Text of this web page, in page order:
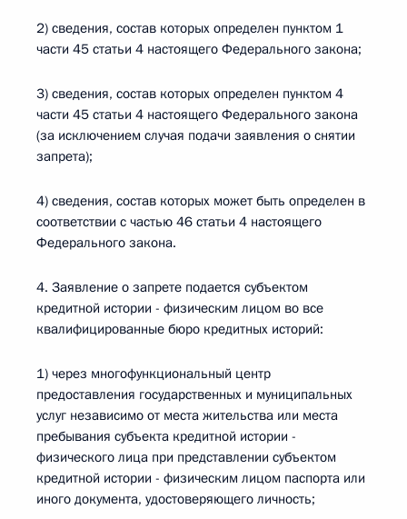
2) сведения, состав которых определен пунктом 1
части 45 статьи 4 настоящего Федерального закона;
3) сведения, состав которых определен пунктом 4
части 45 статьи 4 настоящего Федерального закона
(за исключением случая подачи заявления о снятии
запрета);
4) сведения, состав которых может быть определен в
соответствии с частью 46 статьи 4 настоящего
Федерального закона.
4. Заявление о запрете подается субъектом
кредитной истории - физическим лицом во все
квалифицированные бюро кредитных историй:
1) через многофункциональный центр
предоставления государственных и муниципальных
услуг независимо от места жительства или места
пребывания субъекта кредитной истории -
физического лица при представлении субъектом
кредитной истории - физическим лицом паспорта или
иного документа, удостоверяющего личность;